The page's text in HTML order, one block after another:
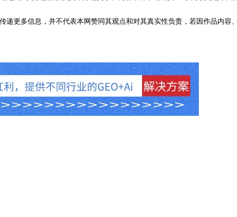
更多信息，并不代表本网赞同其观点和对其真实性负责，若因作品内